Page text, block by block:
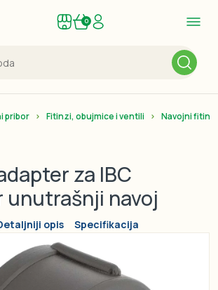
0
pribor Fitinzi, obujmice i ventili Navojni fitinzi
za IBC
unutrašnji navoj
opis Specifikacija